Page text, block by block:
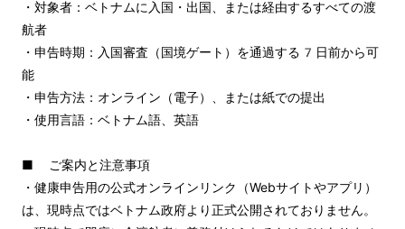
・対象者：ベトナムに入国・出国、または経由するすべての渡
航者
・申告時期：入国審査（国境ゲート）を通過する7日前から可
能
・申告方法：オンライン（電子）、または紙での提出
・使用言語：ベトナム語、英語
■ ご案内と注意事項
・健康申告用の公式オンラインリンク（Webサイトやアプリ）
は、現時点ではベトナム政府より正式公開されておりません。